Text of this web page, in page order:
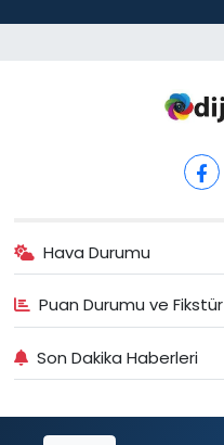
Hava Durumu
Puan Durumu ve Fikstür
Son Dakika Haberleri